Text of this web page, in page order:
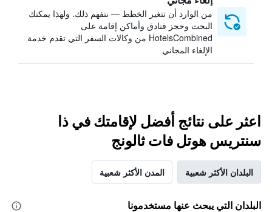
من الوارد أن تتغير الخطط — نتفهم ذلك. ولهذا يمكنك
البحث وحجز فنادق وأماكن إقامة على
HotelsCombined من وكالات السفر التي تقدم خدمة
الإلغاء المجاني
اعثر على نتائج أفضل لإقامتك في ذا
سنتريس هوتل فات ثالونج
البلدان الأكثر شعبية المدن الأكثر شعبية
البلدان التي يبحث عنها مستخدمونا